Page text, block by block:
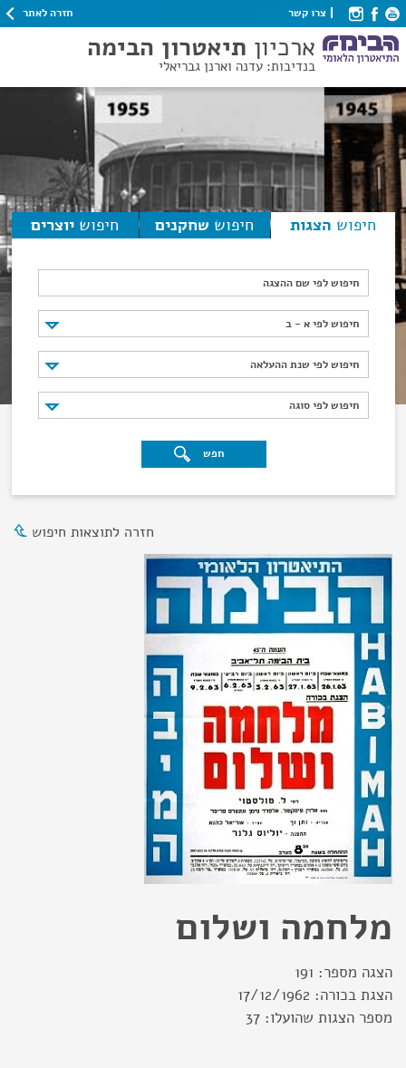
צרו קשר חזרה לאתר
ארכיון תיאטרון הבימה
בנדיבות: עדנה וארנן גבריאלי
חיפוש הצגות חיפוש שחקנים חיפוש יוצרים
חיפוש לפי שם ההצגה
חיפוש לפי א - ב
חיפוש לפי א - ב
חיפוש לפי שנת ההעלאה
חיפוש לפי שנת ההעלאה
חיפוש לפי סוגה
חיפוש לפי סוגה
חפש
חזרה לתוצאות חיפוש
מלחמה ושלום
הצגה מספר: 191
הצגת בכורה: 17/12/1962
מספר הצגות שהועלו: 37